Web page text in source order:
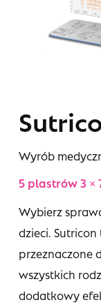
Wyrób
5 plastrów 3 ×
Wybierz
dzieci.
przeznaczone
wszystkich
dodatkowy